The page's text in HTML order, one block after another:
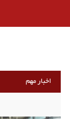
اخبار مهم